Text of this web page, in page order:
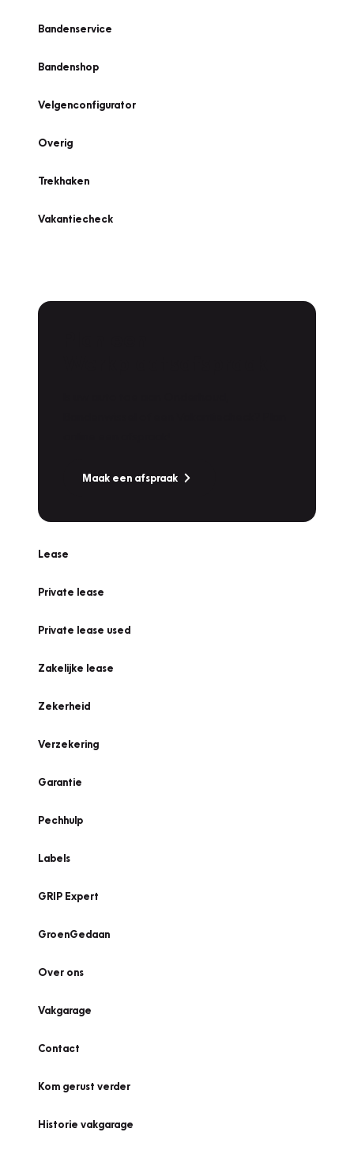
Bandenservice
Bandenshop
Velgenconfigurator
Overig
Trekhaken
Vakantiecheck
Maak een afspraak
Lease
Private lease
Private lease used
Zakelijke lease
Zekerheid
Verzekering
Garantie
Pechhulp
Labels
GRIP Expert
GroenGedaan
Over ons
Vakgarage
Contact
Kom gerust verder
Historie vakgarage